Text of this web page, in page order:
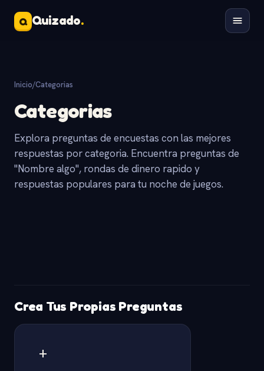
Q Quizado.
Inicio/Categorias
Categorias
Explora preguntas de encuestas con las mejores
respuestas por categoria. Encuentra preguntas de
"Nombre algo", rondas de dinero rapido y
respuestas populares para tu noche de juegos.
Crea Tus Propias Preguntas
+